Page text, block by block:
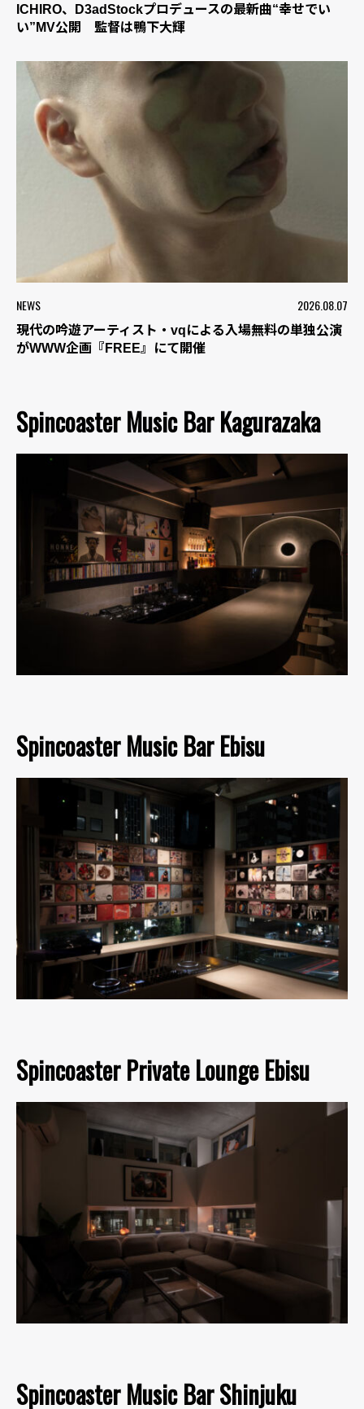
ICHIRO、D3adStockプロデュースの最新曲“幸せでい
い”MV公開 監督は鴨下大輝
NEWS 2026.08.07
現代の吟遊アーティスト・vqによる入場無料の単独公演
がWWW企画『FREE』にて開催
Spincoaster Music Bar Kagurazaka
Spincoaster Music Bar Ebisu
Spincoaster Private Lounge Ebisu
Spincoaster Music Bar Shinjuku